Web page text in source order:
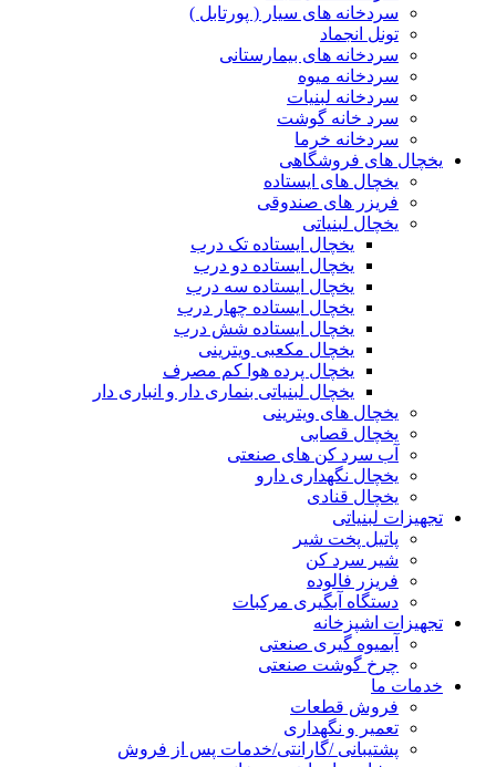
سردخانه های سیار ( پورتابل )
تونل انجماد
سردخانه های بیمارستانی
سردخانه میوه
سردخانه لبنیات
سرد خانه گوشت
سردخانه خرما
یخچال های فروشگاهی
یخچال های ایستاده
فریزر های صندوقی
یخچال لبنیاتی
یخچال ایستاده تک درب
یخچال ایستاده دو درب
یخچال ایستاده سه درب
یخچال ایستاده چهار درب
یخچال ایستاده شش درب
یخچال مکعبی ویترینی
یخچال پرده هوا کم مصرف
یخچال لبنیاتی بنماری دار و انباری دار
یخچال های ویترینی
یخچال قصابی
آب سرد کن های صنعتی
یخچال نگهداری دارو
یخچال قنادی
تجهیزات لبنیاتی
پاتیل پخت شیر
شیر سرد کن
فریزر فالوده
دستگاه آبگیری مرکبات
تجهیزات اشپزخانه
آبمیوه گیری صنعتی
چرخ گوشت صنعتی
خدمات ما
فروش قطعات
تعمیر و نگهداری
پشتیبانی /گارانتی/خدمات پس از فروش